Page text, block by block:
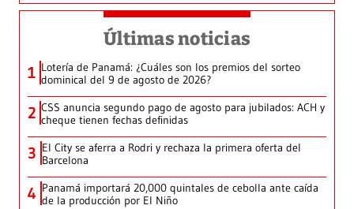
Últimas noticias
1 Lotería de Panamá: ¿Cuáles son los premios del sorteo
dominical del 9 de agosto de 2026?
2 CSS anuncia segundo pago de agosto para jubilados: ACH y
cheque tienen fechas definidas
3 El City se aferra a Rodri y rechaza la primera oferta del
Barcelona
4 Panamá importará 20,000 quintales de cebolla ante caída
de la producción por El Niño